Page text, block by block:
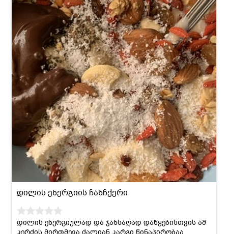
დილის ენერგიის ჩანჩქერი
დილის ენერგიულად და ჯანსაღად დაწყებისთვის ამ